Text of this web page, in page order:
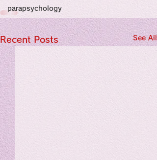
parapsychology
Recent Posts See All